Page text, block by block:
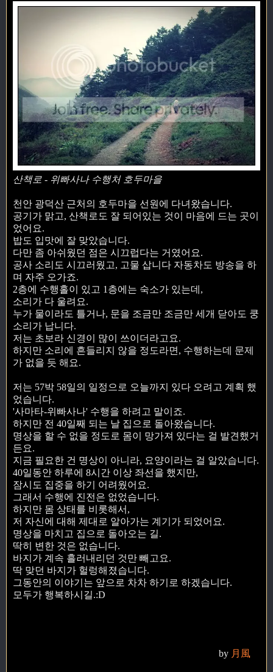
산책로 - 위빠사나 수행처 호두마을
천안 광덕산 근처의 호두마을 선원에 다녀왔습니다.
공기가 맑고, 산책로도 잘 되어있는 것이 마음에 드는 곳이
었어요.
밥도 입맛에 잘 맞았습니다.
다만 좀 아쉬웠던 점은 시끄럽다는 거였어요.
공사 소리도 시끄러웠고, 고물 삽니다 자동차도 방송을 하
며 자주 오가죠.
2층에 수행홀이 있고 1층에는 숙소가 있는데,
소리가 다 울려요.
누가 물이라도 틀거나, 문을 조금만 조금만 세개 닫아도 쿵
소리가 납니다.
저는 초보라 신경이 많이 쓰이더라고요.
하지만 소리에 흔들리지 않을 정도라면, 수행하는데 문제
가 없을 듯 해요.
저는 57박 58일의 일정으로 오늘까지 있다 오려고 계획 했
었습니다.
'사마타-위빠사나' 수행을 하려고 말이죠.
하지만 전 40일째 되는 날 집으로 돌아왔습니다.
명상을 할 수 없을 정도로 몸이 망가져 있다는 걸 발견했거
든요.
지금 필요한 건 명상이 아니라, 요양이라는 걸 알았습니다.
40일동안 하루에 8시간 이상 좌선을 했지만,
잠시도 집중을 하기 어려웠어요.
그래서 수행에 진전은 없었습니다.
하지만 몸 상태를 비롯해서,
저 자신에 대해 제대로 알아가는 계기가 되었어요.
명상을 마치고 집으로 돌아오는 길.
딱히 변한 것은 없습니다.
바지가 계속 흘러내리던 것만 빼고요.
딱 맞던 바지가 헐렁해졌습니다.
그동안의 이야기는 앞으로 차차 하기로 하겠습니다.
모두가 행복하시길.:D
by 月風